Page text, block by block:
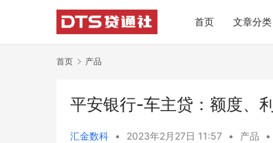
首页 文章分类
首页 产品
平安银行-车主贷：额度、
汇金数科 • 2023年2月27日 11:57 • 产品 •